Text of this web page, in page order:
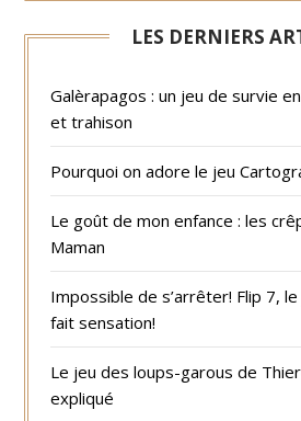
LES DERNIERS
Galèrapagos : un jeu de survie
et trahison
Pourquoi on adore le jeu
Le goût de mon enfance : les
Maman
Impossible de s’arrêter! Flip 7,
fait sensation!
Le jeu des loups-garous de
expliqué